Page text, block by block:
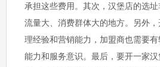
承担这些费用。其次，汉堡店的选
流量大、消费群体大的地方。另外
理经验和营销能力，加盟商也需要
能力和服务意识。最后，要开一家